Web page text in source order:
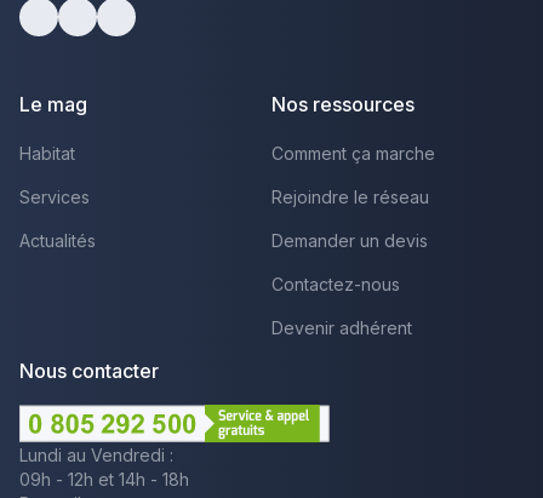
Le mag
Habitat
Services
Actualités
Nos ressources
Comment ça marche
Rejoindre le réseau
Demander un devis
Contactez-nous
Devenir adhérent
Nous contacter
Lundi au Vendredi :
09h - 12h et 14h - 18h